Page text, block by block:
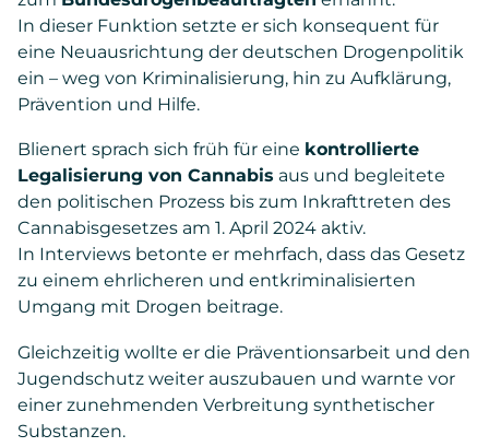
In dieser Funktion setzte er sich konsequent für
eine Neuausrichtung der deutschen Drogenpolitik
ein – weg von Kriminalisierung, hin zu Aufklärung,
Prävention und Hilfe.
Blienert sprach sich früh für eine kontrollierte
Legalisierung von Cannabis aus und begleitete
den politischen Prozess bis zum Inkrafttreten des
Cannabisgesetzes am 1. April 2024 aktiv.
In Interviews betonte er mehrfach, dass das Gesetz
zu einem ehrlicheren und entkriminalisierten
Umgang mit Drogen beitrage.
Gleichzeitig wollte er die Präventionsarbeit und den
Jugendschutz weiter auszubauen und warnte vor
einer zunehmenden Verbreitung synthetischer
Substanzen.